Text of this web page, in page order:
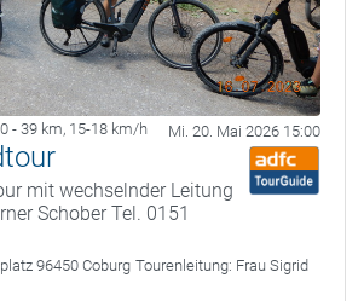
- 39 km, 15-18 km/h Mi. 20. Mai 2026 15:00
mit wechselnder Leitung
Schober Tel. 0151
96450 Coburg Tourenleitung: Frau Sigrid